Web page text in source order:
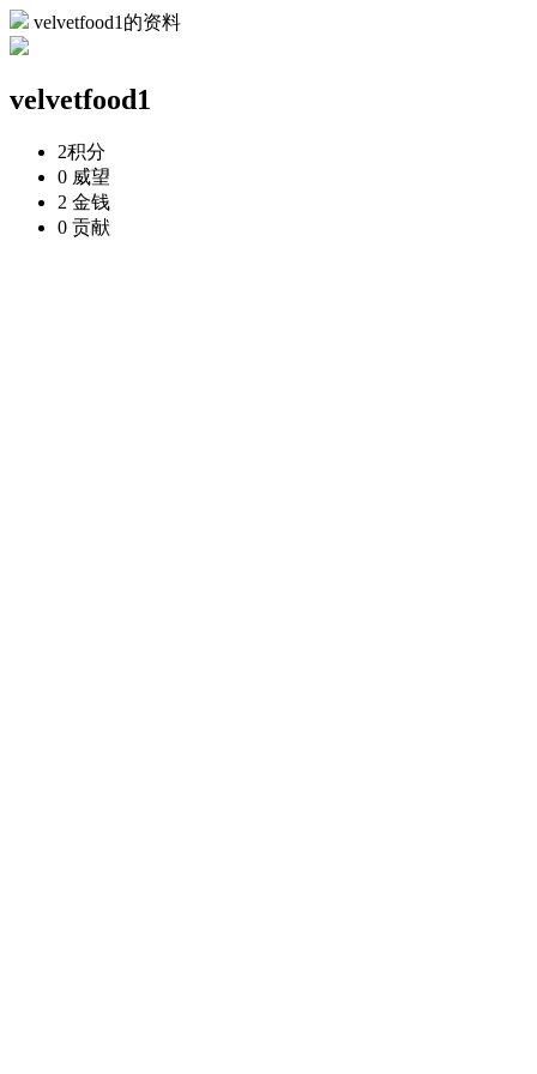
velvetfood1的资料
velvetfood1
2积分
0 威望
2 金钱
0 贡献